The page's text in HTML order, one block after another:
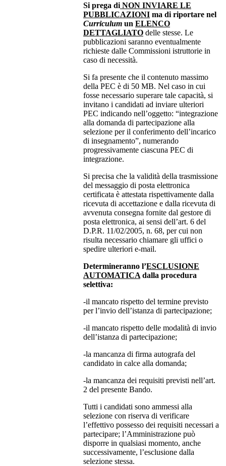
Si prega di NON INVIARE LE
PUBBLICAZIONI ma di riportare nel
Curriculum un ELENCO
DETTAGLIATO delle stesse. Le
pubblicazioni saranno eventualmente
richieste dalle Commissioni istruttorie in
caso di necessità.
Si fa presente che il contenuto massimo
della PEC è di 50 MB. Nel caso in cui
fosse necessario superare tale capacità, si
invitano i candidati ad inviare ulteriori
PEC indicando nell’oggetto: “integrazione
alla domanda di partecipazione alla
selezione per il conferimento dell’incarico
di insegnamento”, numerando
progressivamente ciascuna PEC di
integrazione.
Si precisa che la validità della trasmissione
del messaggio di posta elettronica
certificata è attestata rispettivamente dalla
ricevuta di accettazione e dalla ricevuta di
avvenuta consegna fornite dal gestore di
posta elettronica, ai sensi dell’art. 6 del
D.P.R. 11/02/2005, n. 68, per cui non
risulta necessario chiamare gli uffici o
spedire ulteriori e-mail.
Determineranno l’ESCLUSIONE
AUTOMATICA dalla procedura
selettiva:
-il mancato rispetto del termine previsto
per l’invio dell’istanza di partecipazione;
-il mancato rispetto delle modalità di invio
dell’istanza di partecipazione;
-la mancanza di firma autografa del
candidato in calce alla domanda;
-la mancanza dei requisiti previsti nell’art.
2 del presente Bando.
Tutti i candidati sono ammessi alla
selezione con riserva di verificare
l’effettivo possesso dei requisiti necessari a
partecipare; l’Amministrazione può
disporre in qualsiasi momento, anche
successivamente, l’esclusione dalla
selezione stessa.